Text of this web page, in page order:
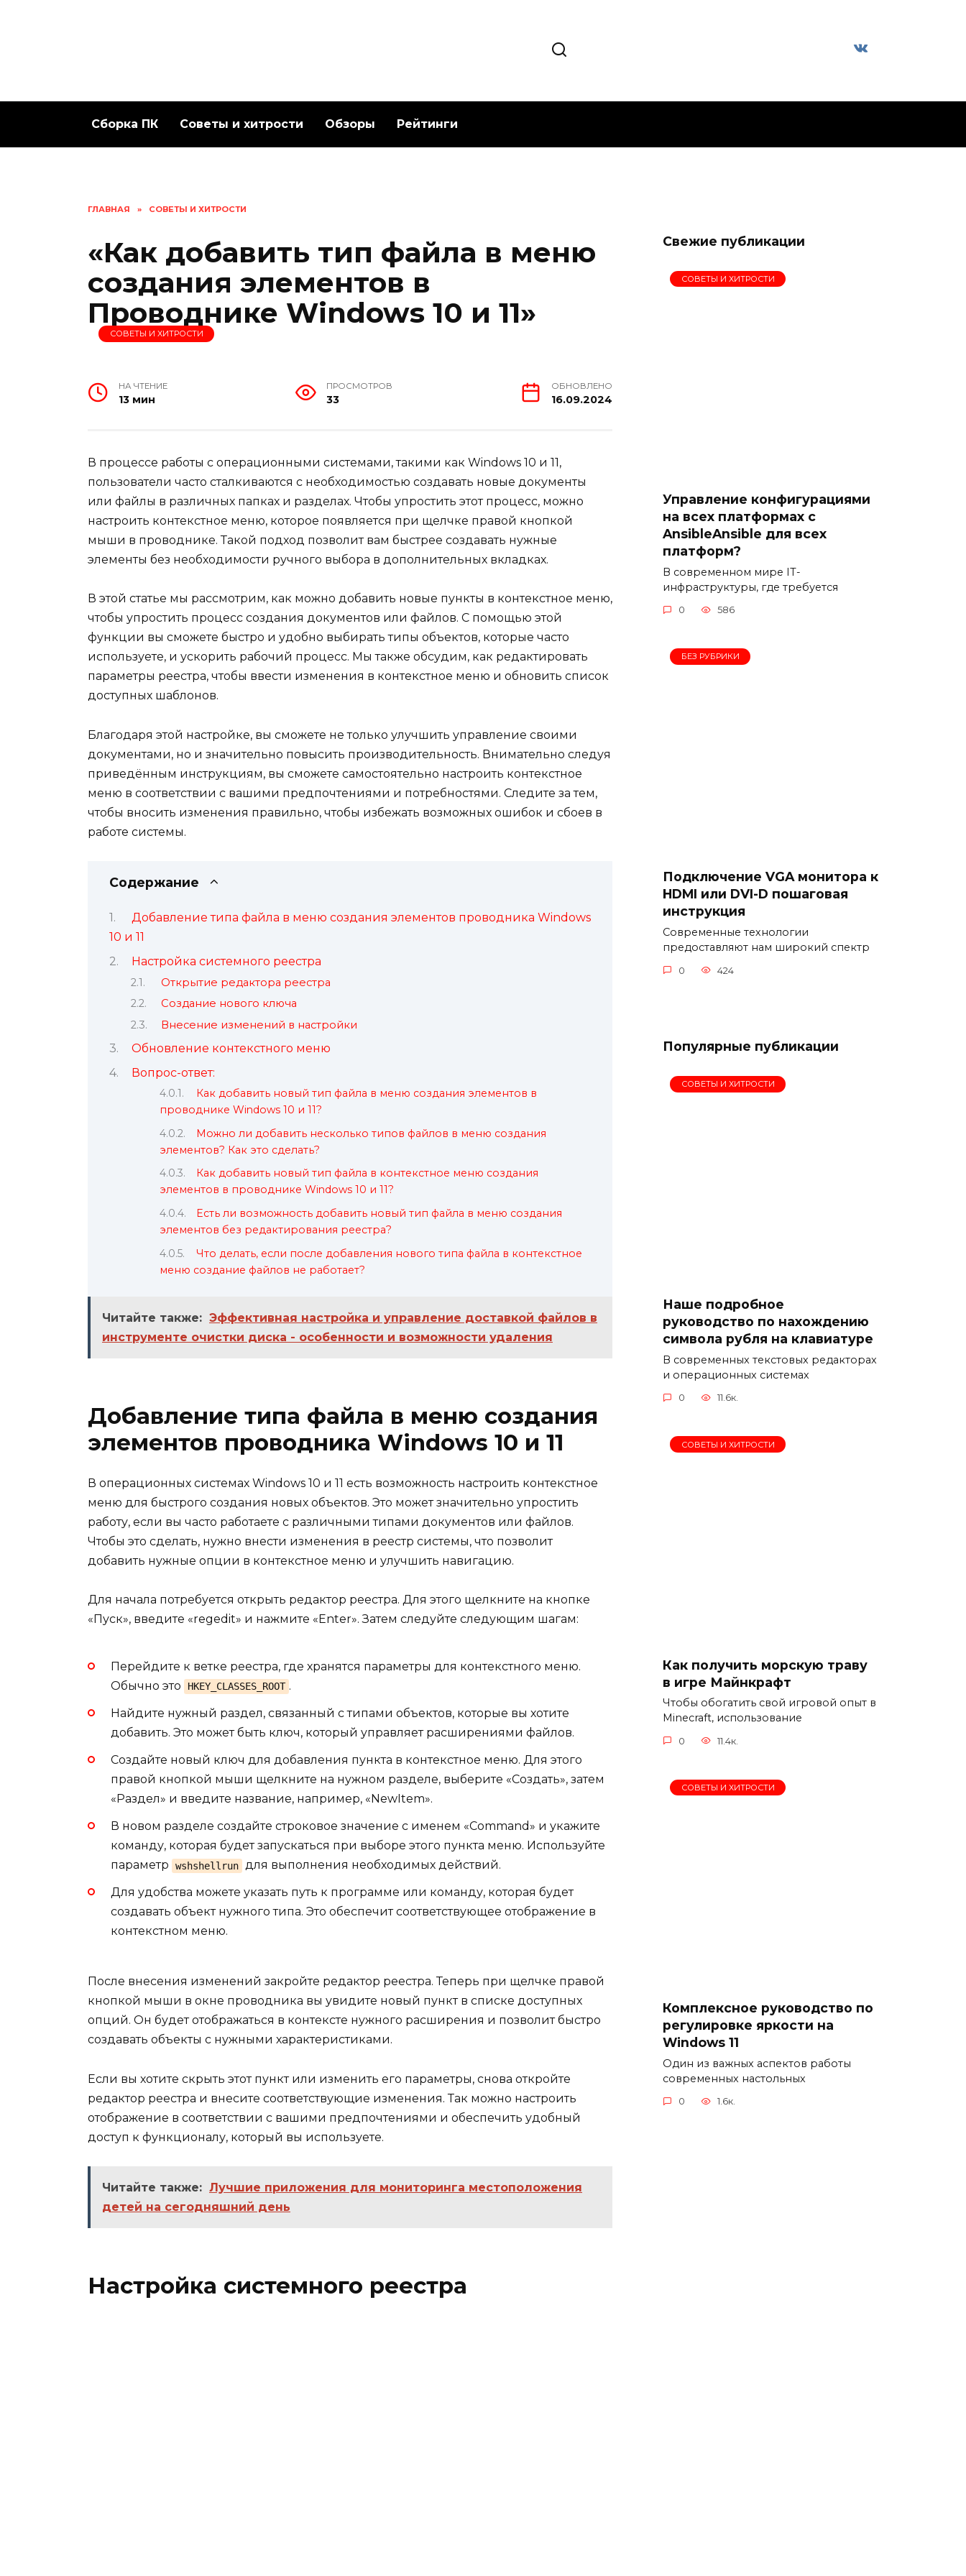
Сборка ПК Советы и хитрости Обзоры Рейтинги
ГЛАВНАЯ » СОВЕТЫ И ХИТРОСТИ
«Как добавить тип файла в меню
создания элементов в
Проводнике Windows 10 и 11»
СОВЕТЫ И ХИТРОСТИ
НА ЧТЕНИЕ
13 мин
ПРОСМОТРОВ
33
ОБНОВЛЕНО
16.09.2024
В процессе работы с операционными системами, такими как Windows 10 и 11,
пользователи часто сталкиваются с необходимостью создавать новые документы
или файлы в различных папках и разделах. Чтобы упростить этот процесс, можно
настроить контекстное меню, которое появляется при щелчке правой кнопкой
мыши в проводнике. Такой подход позволит вам быстрее создавать нужные
элементы без необходимости ручного выбора в дополнительных вкладках.
В этой статье мы рассмотрим, как можно добавить новые пункты в контекстное меню,
чтобы упростить процесс создания документов или файлов. С помощью этой
функции вы сможете быстро и удобно выбирать типы объектов, которые часто
используете, и ускорить рабочий процесс. Мы также обсудим, как редактировать
параметры реестра, чтобы ввести изменения в контекстное меню и обновить список
доступных шаблонов.
Благодаря этой настройке, вы сможете не только улучшить управление своими
документами, но и значительно повысить производительность. Внимательно следуя
приведённым инструкциям, вы сможете самостоятельно настроить контекстное
меню в соответствии с вашими предпочтениями и потребностями. Следите за тем,
чтобы вносить изменения правильно, чтобы избежать возможных ошибок и сбоев в
работе системы.
Содержание
Добавление типа файла в меню создания элементов проводника Windows
10 и 11
Настройка системного реестра
Открытие редактора реестра
Создание нового ключа
Внесение изменений в настройки
Обновление контекстного меню
Вопрос-ответ:
Как добавить новый тип файла в меню создания элементов в
проводнике Windows 10 и 11?
Можно ли добавить несколько типов файлов в меню создания
элементов? Как это сделать?
Как добавить новый тип файла в контекстное меню создания
элементов в проводнике Windows 10 и 11?
Есть ли возможность добавить новый тип файла в меню создания
элементов без редактирования реестра?
Что делать, если после добавления нового типа файла в контекстное
меню создание файлов не работает?
Читайте также: Эффективная настройка и управление доставкой файлов в
инструменте очистки диска - особенности и возможности удаления
Добавление типа файла в меню создания
элементов проводника Windows 10 и 11
В операционных системах Windows 10 и 11 есть возможность настроить контекстное
меню для быстрого создания новых объектов. Это может значительно упростить
работу, если вы часто работаете с различными типами документов или файлов.
Чтобы это сделать, нужно внести изменения в реестр системы, что позволит
добавить нужные опции в контекстное меню и улучшить навигацию.
Для начала потребуется открыть редактор реестра. Для этого щелкните на кнопке
«Пуск», введите «regedit» и нажмите «Enter». Затем следуйте следующим шагам:
Перейдите к ветке реестра, где хранятся параметры для контекстного меню.
Обычно это
HKEY_CLASSES_ROOT .
Найдите нужный раздел, связанный с типами объектов, которые вы хотите
добавить. Это может быть ключ, который управляет расширениями файлов.
Создайте новый ключ для добавления пункта в контекстное меню. Для этого
правой кнопкой мыши щелкните на нужном разделе, выберите «Создать», затем
«Раздел» и введите название, например, «NewItem».
В новом разделе создайте строковое значение с именем «Command» и укажите
команду, которая будет запускаться при выборе этого пункта меню. Используйте
параметр
wshshellrun для выполнения необходимых действий.
Для удобства можете указать путь к программе или команду, которая будет
создавать объект нужного типа. Это обеспечит соответствующее отображение в
контекстном меню.
После внесения изменений закройте редактор реестра. Теперь при щелчке правой
кнопкой мыши в окне проводника вы увидите новый пункт в списке доступных
опций. Он будет отображаться в контексте нужного расширения и позволит быстро
создавать объекты с нужными характеристиками.
Если вы хотите скрыть этот пункт или изменить его параметры, снова откройте
редактор реестра и внесите соответствующие изменения. Так можно настроить
отображение в соответствии с вашими предпочтениями и обеспечить удобный
доступ к функционалу, который вы используете.
Читайте также: Лучшие приложения для мониторинга местоположения
детей на сегодняшний день
Настройка системного реестра
Свежие публикации
СОВЕТЫ И ХИТРОСТИ
Управление конфигурациями
на всех платформах с
AnsibleAnsible для всех
платформ?
В современном мире IT-
инфраструктуры, где требуется
0 586
БЕЗ РУБРИКИ
Подключение VGA монитора к
HDMI или DVI-D пошаговая
инструкция
Современные технологии
предоставляют нам широкий спектр
0 424
Популярные публикации
СОВЕТЫ И ХИТРОСТИ
Наше подробное
руководство по нахождению
символа рубля на клавиатуре
В современных текстовых редакторах
и операционных системах
0 11.6к.
СОВЕТЫ И ХИТРОСТИ
Как получить морскую траву
в игре Майнкрафт
Чтобы обогатить свой игровой опыт в
Minecraft, использование
0 11.4к.
СОВЕТЫ И ХИТРОСТИ
Комплексное руководство по
регулировке яркости на
Windows 11
Один из важных аспектов работы
современных настольных
0 1.6к.